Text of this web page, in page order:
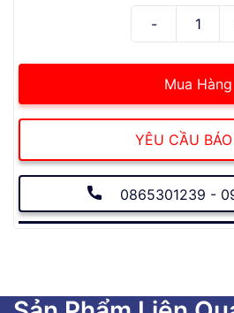
Mua Hàng
YÊU CẦU
0865301239 -